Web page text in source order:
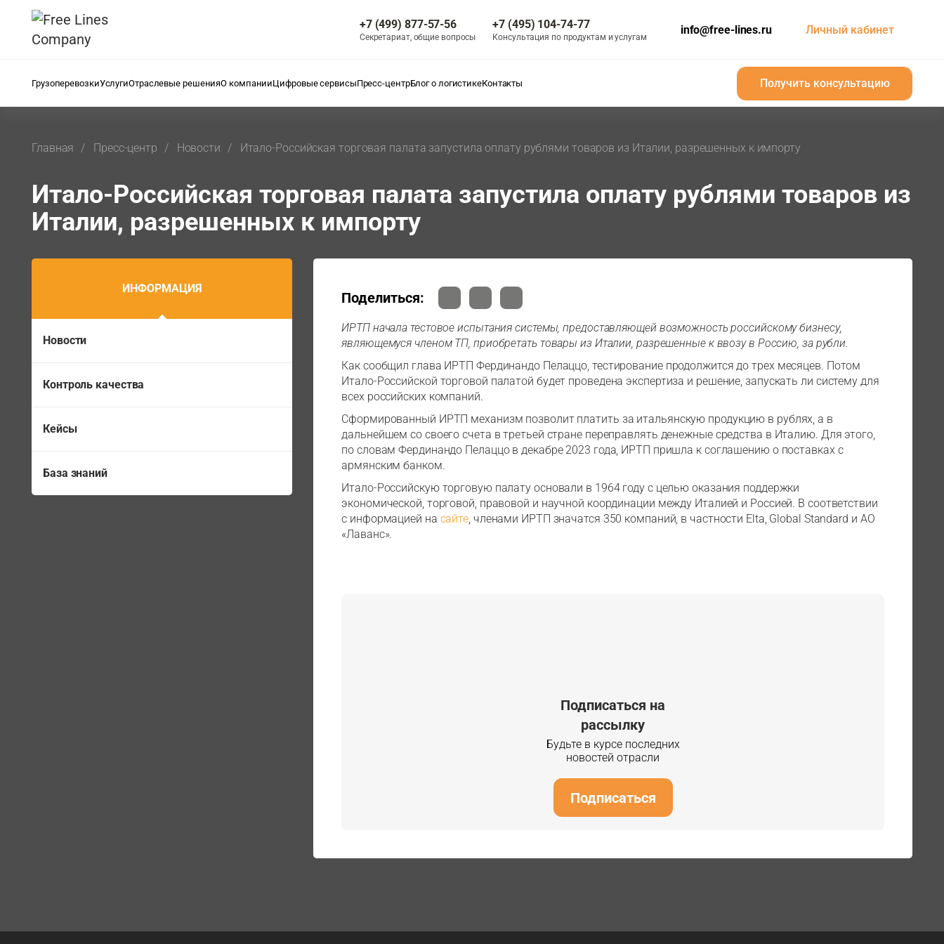
+7 (499) 877-57-56
Секретариат, общие вопросы
+7 (495) 104-74-77
Консультация по продуктам и услугам
info@free-lines.ru Личный кабинет
ГрузоперевозкиУслугиОтраслевые решенияО компанииЦифровые сервисыПресс-центрБлог о логистикеКонтакты Получить консультацию
Получить консультацию
Главная Пресс-центр Новости Итало-Российская торговая палата запустила оплату рублями товаров из Италии, разрешенных к импорту
Итало-Российская торговая палата запустила оплату рублями товаров из
Италии, разрешенных к импорту
ИНФОРМАЦИЯ
Новости
Контроль качества
Кейсы
База знаний
Поделиться:
ИРТП начала тестовое испытания системы, предоставляющей возможность российскому бизнесу,
являющемуся членом ТП, приобретать товары из Италии, разрешенные к ввозу в Россию, за рубли.
Как сообщил глава ИРТП Фердинандо Пелаццо, тестирование продолжится до трех месяцев. Потом
Итало-Российской торговой палатой будет проведена экспертиза и решение, запускать ли систему для
всех российских компаний.
Сформированный ИРТП механизм позволит платить за итальянскую продукцию в рублях, а в
дальнейшем со своего счета в третьей стране переправлять денежные средства в Италию. Для этого,
по словам Фердинандо Пелаццо в декабре 2023 года, ИРТП пришла к соглашению о поставках с
армянским банком.
Итало-Российскую торговую палату основали в 1964 году с целью оказания поддержки
экономической, торговой, правовой и научной координации между Италией и Россией. В соответствии
с информацией на сайте, членами ИРТП значатся 350 компаний, в частности Elta, Global Standard и АО
«Лаванс».
Подписаться на
рассылку
Будьте в курсе последних
новостей отрасли
Подписаться